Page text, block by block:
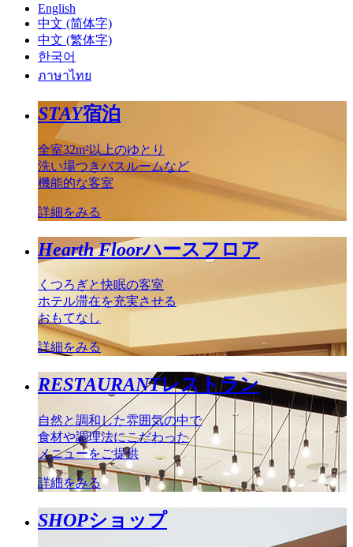
English
中文 (简体字)
中文 (繁体字)
한국어
ภาษาไทย
STAY宿泊
全室32m²以上のゆとり
洗い場つきバスルームなど
機能的な客室
詳細をみる
Hearth Floorハースフロア
くつろぎと快眠の客室
ホテル滞在を充実させる
おもてなし
詳細をみる
RESTAURANTレストラン
自然と調和した雰囲気の中で
食材や調理法にこだわった
メニューをご提供
詳細をみる
SHOPショップ